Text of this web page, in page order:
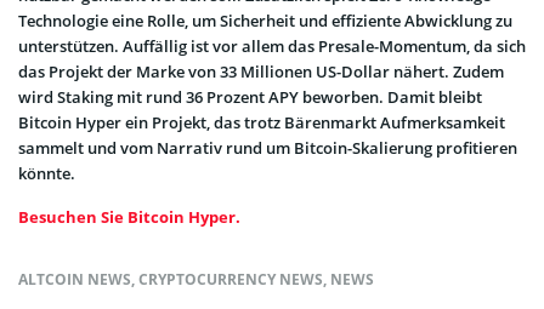
Technologie eine Rolle, um Sicherheit und effiziente Abwicklung zu
unterstützen. Auffällig ist vor allem das Presale-Momentum, da sich
das Projekt der Marke von 33 Millionen US-Dollar nähert. Zudem
wird Staking mit rund 36 Prozent APY beworben. Damit bleibt
Bitcoin Hyper ein Projekt, das trotz Bärenmarkt Aufmerksamkeit
sammelt und vom Narrativ rund um Bitcoin-Skalierung profitieren
könnte.
Besuchen Sie Bitcoin Hyper.
ALTCOIN NEWS,CRYPTOCURRENCY NEWS, NEWS